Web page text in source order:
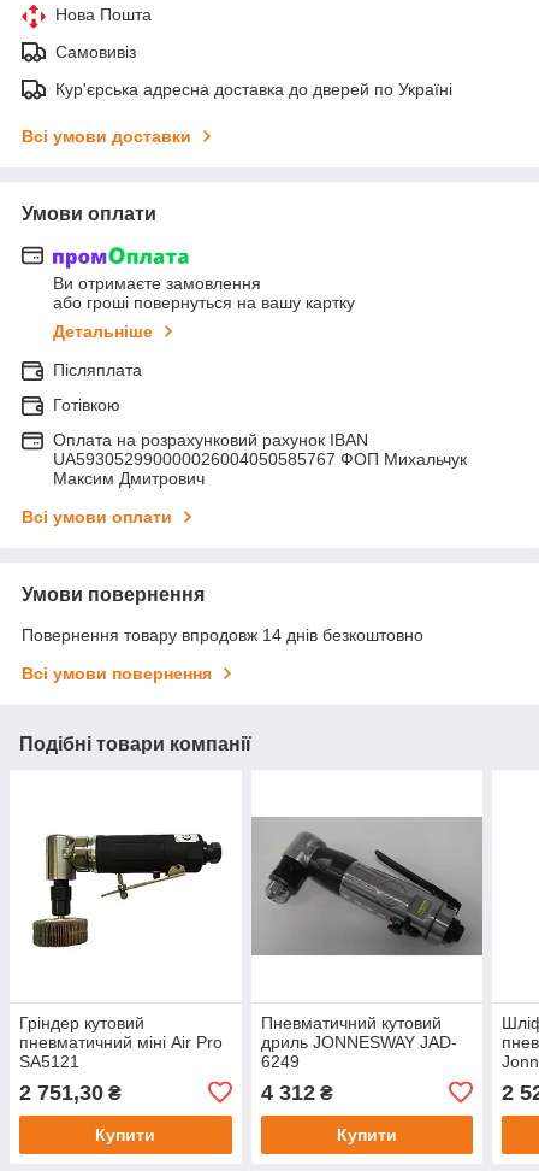
Нова Пошта
Самовивіз
Кур'єрська адресна доставка до дверей по Україні
Всі умови доставки
Умови оплати
Ви отримаєте замовлення
або гроші повернуться на вашу картку
Детальніше
Післяплата
Готівкою
Оплата на розрахунковий рахунок IBAN
UA593052990000026004050585767 ФОП Михальчук
Максим Дмитрович
Всі умови оплати
Умови повернення
Повернення товару впродовж 14 днів безкоштовно
Всі умови повернення
Подібні товари компанії
Гріндер кутовий
пневматичний міні Air Pro
SA5121
2 751,30 ₴
Купити
Пневматичний кутовий
дриль JONNESWAY JAD-
6249
4 312₴
Купити
2